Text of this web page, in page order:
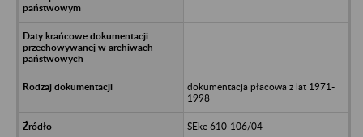
dokumentacja płacowa z lat 1971-
1998
SEke 610-106/04